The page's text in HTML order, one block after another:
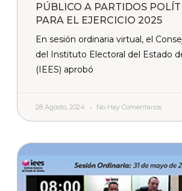
PÚBLICO A PARTIDOS
PARA EL EJERCICIO 2025
En sesión ordinaria virtual, el
del Instituto Electoral del Estado
(IEES) aprobó
28 Agosto, 2024 No Hay Comentarios